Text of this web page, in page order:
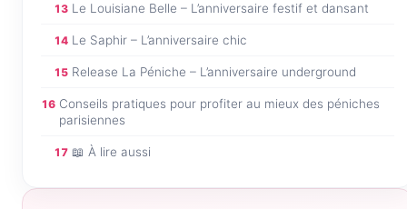
13 Le Louisiane Belle – L’anniversaire festif et dansant
14 Le Saphir – L’anniversaire chic
15 Release La Péniche – L’anniversaire underground
16 Conseils pratiques pour profiter au mieux des péniches
parisiennes
17 📖 À lire aussi